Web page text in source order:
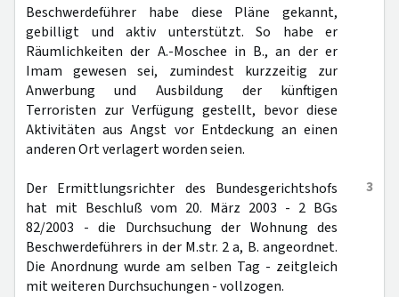
Beschwerdeführer habe diese Pläne gekannt,
gebilligt und aktiv unterstützt. So habe er
Räumlichkeiten der A.-Moschee in B., an der er
Imam gewesen sei, zumindest kurzzeitig zur
Anwerbung und Ausbildung der künftigen
Terroristen zur Verfügung gestellt, bevor diese
Aktivitäten aus Angst vor Entdeckung an einen
anderen Ort verlagert worden seien.
3
Der Ermittlungsrichter des Bundesgerichtshofs
hat mit Beschluß vom 20. März 2003 - 2 BGs
82/2003 - die Durchsuchung der Wohnung des
Beschwerdeführers in der M.str. 2 a, B. angeordnet.
Die Anordnung wurde am selben Tag - zeitgleich
mit weiteren Durchsuchungen - vollzogen.